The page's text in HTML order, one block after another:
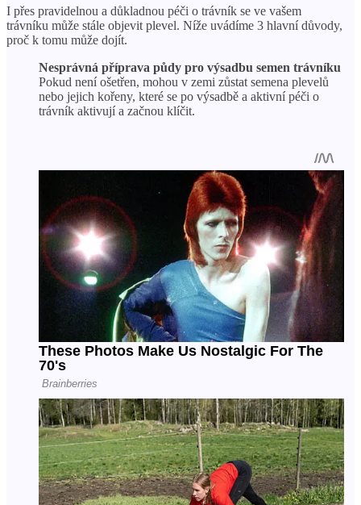
I přes pravidelnou a důkladnou péči o trávník se ve vašem
trávníku může stále objevit plevel. Níže uvádíme 3 hlavní důvody,
proč k tomu může dojít.
Nesprávná příprava půdy pro výsadbu semen trávníku
Pokud není ošetřen, mohou v zemi zůstat semena plevelů
nebo jejich kořeny, které se po výsadbě a aktivní péči o
trávník aktivují a začnou klíčit.